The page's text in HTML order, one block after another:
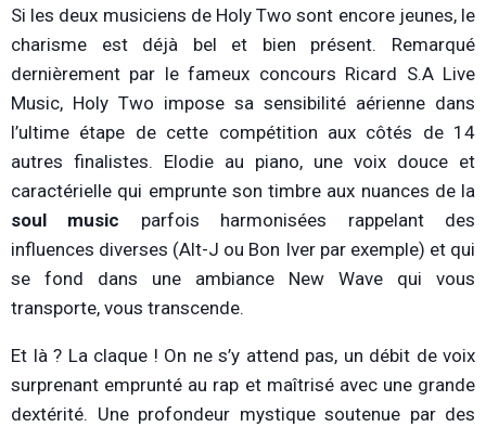
Si les deux musiciens de Holy Two sont encore jeunes, le
charisme est déjà bel et bien présent. Remarqué
dernièrement par le fameux concours Ricard S.A Live
Music, Holy Two impose sa sensibilité aérienne dans
l’ultime étape de cette compétition aux côtés de 14
autres finalistes. Elodie au piano, une voix douce et
caractérielle qui emprunte son timbre aux nuances de la
soul music parfois harmonisées rappelant des
influences diverses (Alt-J ou Bon Iver par exemple) et qui
se fond dans une ambiance New Wave qui vous
transporte, vous transcende.
Et là ? La claque ! On ne s’y attend pas, un débit de voix
surprenant emprunté au rap et maîtrisé avec une grande
dextérité. Une profondeur mystique soutenue par des